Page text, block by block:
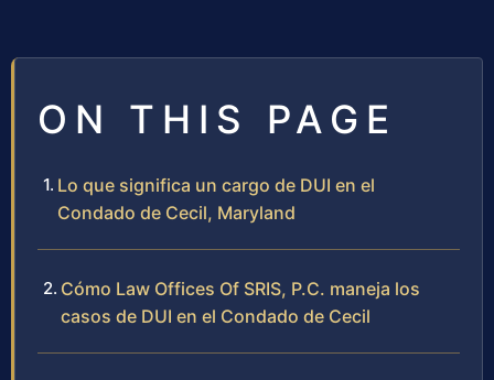
ON THIS PAGE
Lo que significa un cargo de DUI en el
Condado de Cecil, Maryland
Cómo Law Offices Of SRIS, P.C. maneja los
casos de DUI en el Condado de Cecil